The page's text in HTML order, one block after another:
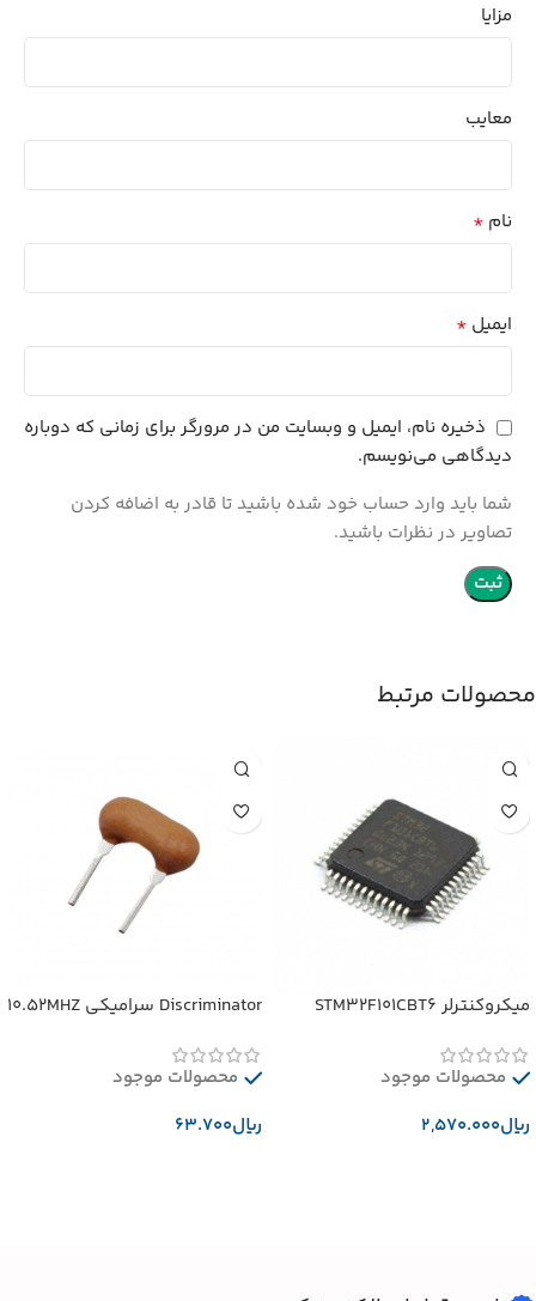
مزایا
معایب
نام *
ایمیل *
ذخیره نام، ایمیل و وبسایت من در مرورگر برای زمانی که دوباره
دیدگاهی می‌نویسم.
شما باید وارد حساب خود شده باشید تا قادر به اضافه کردن
تصاویر در نظرات باشید.
محصولات مرتبط
میکروکنترلر STM32F101CBT6
محصولات موجود
﷼
Discriminator سرامیکی 10.52MHZ
محصولات موجود
﷼